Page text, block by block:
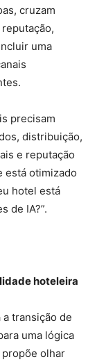
cruzam
uma
precisam
distribuição,
e reputação
está otimizado
hotel está
de IA?”.
hoteleira
transição de
uma lógica
olhar